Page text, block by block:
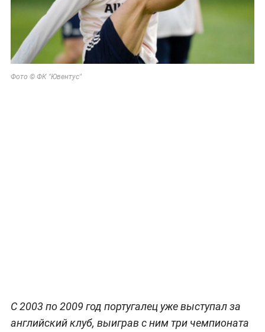
Фото © ФК "Ювентус"
С 2003 по 2009 год португалец уже выступал за
английский клуб, выиграв с ним три чемпионата